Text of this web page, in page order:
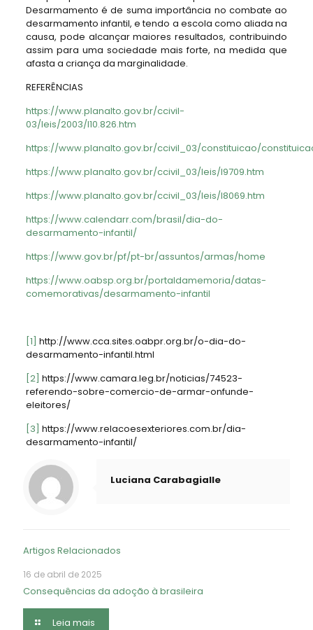
Desarmamento é de suma importância no combate ao
desarmamento infantil, e tendo a escola como aliada na
causa, pode alcançar maiores resultados, contribuindo
assim para uma sociedade mais forte, na medida que
afasta a criança da marginalidade.
REFERÊNCIAS
https://www.planalto.gov.br/ccivil­
03/leis/2003/l10.826.htm
https://www.planalto.gov.br/ccivil_03/constituicao/
https://www.planalto.gov.br/ccivil_03/leis/l9709.htm
https://www.planalto.gov.br/ccivil_03/leis/l8069.htm
https://www.calendarr.com/brasil/dia-do-
desarmamento-infantil/
https://www.gov.br/pf/pt-br/assuntos/armas/home
https://www.oabsp.org.br/portaldamemoria/datas-
comemorativas/desarmamento-infantil
[1] http://www.cca.sites.oabpr.org.br/o-dia-do-
desarmamento-infantil.html
[2] https://www.camara.leg.br/noticias/74523-
referendo-sobre-comercio-de-armar-onfunde-
eleitores/
[3] https://www.relacoesexteriores.com.br/dia-
desarmamento-infantil/
Luciana Carabagialle
Artigos Relacionados
16 de abril de 2025
Consequências da adoção à brasileira
Leia mais